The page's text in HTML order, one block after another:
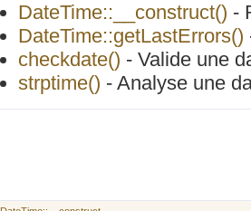
DateTime::__construct() -
DateTime::getLastErrors()
checkdate() - Valide une
strptime() - Analyse une